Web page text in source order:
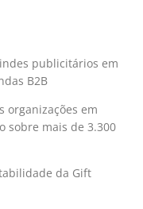
publicitários em
B2B
organizações em
sobre mais de 3.300
da Gift